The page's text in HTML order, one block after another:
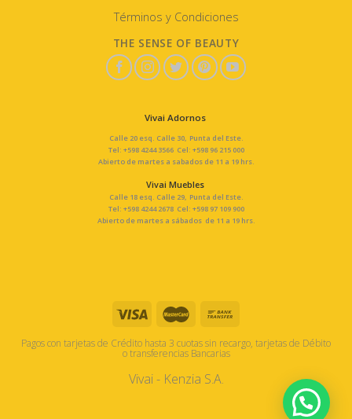
Términos y Condiciones
THE SENSE OF BEAUTY
Vivai Adornos
Calle 20 esq. Calle 30, Punta del Este.
Tel: +598 4244 3566 Cel: +598 96 215 000
Abierto de martes a sabados de 11 a 19 hrs.
Vivai Muebles
Calle 18 esq. Calle 29, Punta del Este.
Tel: +598 4244 2678 Cel: +598 97 109 900
Abierto de martes a sábados de 11 a 19 hrs.
Pagos con tarjetas de Crédito hasta 3 cuotas sin recargo, tarjetas de Débito
o transferencias Bancarias
Vivai - Kenzia S.A.